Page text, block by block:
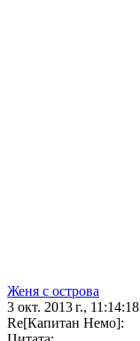
Женя с острова
3 окт. 2013 г., 11:14:18
Re[Капитан Немо]: